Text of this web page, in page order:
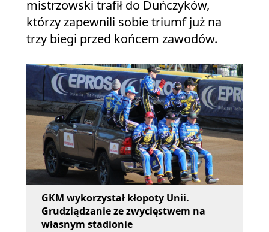
mistrzowski trafił do Duńczyków,
którzy zapewnili sobie triumf już na
trzy biegi przed końcem zawodów.
GKM wykorzystał kłopoty Unii.
Grudziądzanie ze zwycięstwem na
własnym stadionie